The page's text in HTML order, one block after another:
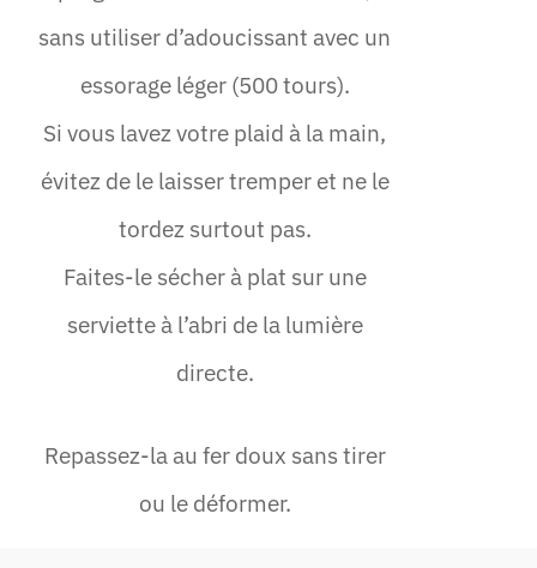
sans utiliser d’adoucissant avec un
essorage léger (500 tours).
Si vous lavez votre plaid à la main,
évitez de le laisser tremper et ne le
tordez surtout pas.
Faites-le sécher à plat sur une
serviette à l’abri de la lumière
directe.
Repassez-la au fer doux sans tirer
ou le déformer.